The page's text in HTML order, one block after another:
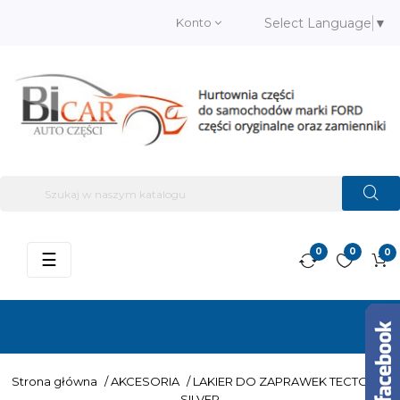
Konto Select Language ▼
0
0
0
Przełącz
☰
Strona główna / AKCESORIA / LAKIER DO ZAPRAWEK TECTONIC